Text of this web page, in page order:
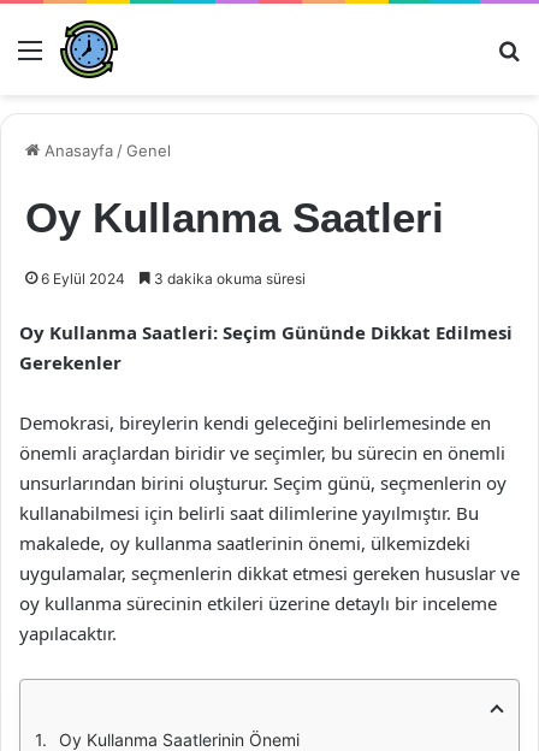
Menü
Anasayfa /Genel
Oy Kullanma Saatleri
6 Eylül 2024 3 dakika okuma süresi
Oy Kullanma Saatleri: Seçim Gününde Dikkat Edilmesi
Gerekenler
Demokrasi, bireylerin kendi geleceğini belirlemesinde en
önemli araçlardan biridir ve seçimler, bu sürecin en önemli
unsurlarından birini oluşturur. Seçim günü, seçmenlerin oy
kullanabilmesi için belirli saat dilimlerine yayılmıştır. Bu
makalede, oy kullanma saatlerinin önemi, ülkemizdeki
uygulamalar, seçmenlerin dikkat etmesi gereken hususlar ve
oy kullanma sürecinin etkileri üzerine detaylı bir inceleme
yapılacaktır.
Oy Kullanma Saatlerinin Önemi